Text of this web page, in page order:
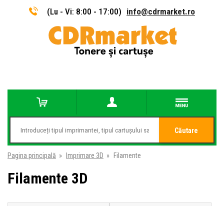
(Lu - Vi: 8:00 - 17:00) info@cdrmarket.ro
Căutare
Pagina principală » Imprimare 3D » Filamente
Filamente 3D